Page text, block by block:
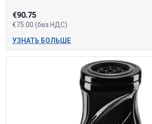
€90.75
€75.00 (без НДС)
УЗНАТЬ БОЛЬШЕ